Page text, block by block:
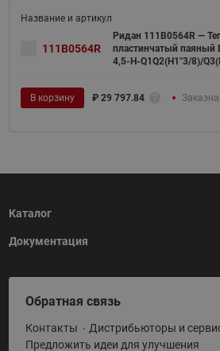
111B0564R
Ридан 111B0564R —
пластинчатый паяный
4,5-H-Q1Q2(H1"3/8)/
В корзину ₽ 29 797.84
Каталог
Тепловая автоматика
Холодильная техника
Приводная техника
Промышленная автоматика
Документация
HeatPlatform (Тепловая платформа)
Полезные программы и инструменты
Условия поставки
Обратная связь
Контакты
Дистрибьюторы и
Предложить идеи для улучшения